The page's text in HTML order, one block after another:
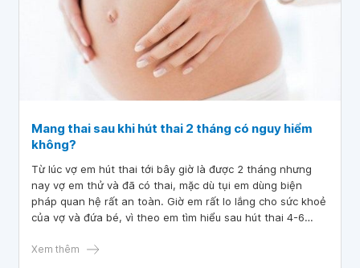
Mang thai sau khi hút thai 2 tháng có nguy hiểm
không?
Từ lúc vợ em hút thai tới bây giờ là được 2 tháng nhưng
nay vợ em thử và đã có thai, mặc dù tụi em dùng biện
pháp quan hệ rất an toàn. Giờ em rất lo lắng cho sức khoẻ
của vợ và đứa bé, vì theo em tìm hiểu sau hút thai 4-6
sau khi hút thai 2 tháng có nguy hiểm không
Xem thêm